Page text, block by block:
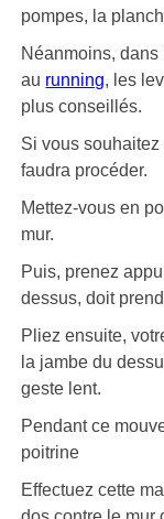
pompes, la
Néanmoins, dans
au running, les
plus conseillés.
Si vous souhaitez
faudra procéder.
Mettez-vous en
mur.
Puis, prenez
dessus, doit
Pliez ensuite,
la jambe du
geste lent.
Pendant ce
poitrine
Effectuez cette